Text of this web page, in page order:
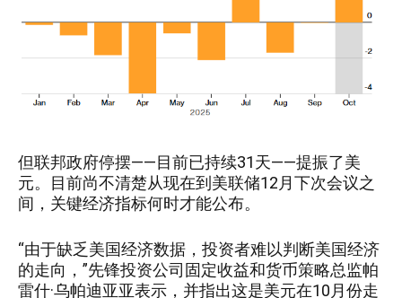
但联邦政府停摆——目前已持续31天——提振了美
元。目前尚不清楚从现在到美联储12月下次会议之
间，关键经济指标何时才能公布。
“由于缺乏美国经济数据，投资者难以判断美国经济
的走向，”先锋投资公司固定收益和货币策略总监帕
雷什·乌帕迪亚亚表示，并指出这是美元在10月份走